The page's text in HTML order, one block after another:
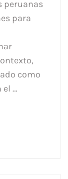
peruanas
para
como
el …